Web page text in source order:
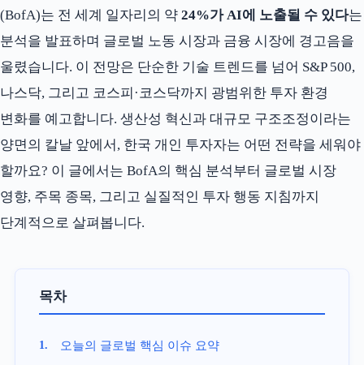
(BofA)는 전 세계 일자리의 약 24%가 AI에 노출될 수 있다는
분석을 발표하며 글로벌 노동 시장과 금융 시장에 경고음을
울렸습니다. 이 전망은 단순한 기술 트렌드를 넘어 S&P 500,
나스닥, 그리고 코스피·코스닥까지 광범위한 투자 환경
변화를 예고합니다. 생산성 혁신과 대규모 구조조정이라는
양면의 칼날 앞에서, 한국 개인 투자자는 어떤 전략을 세워야
할까요? 이 글에서는 BofA의 핵심 분석부터 글로벌 시장
영향, 주목 종목, 그리고 실질적인 투자 행동 지침까지
단계적으로 살펴봅니다.
목차
오늘의 글로벌 핵심 이슈 요약